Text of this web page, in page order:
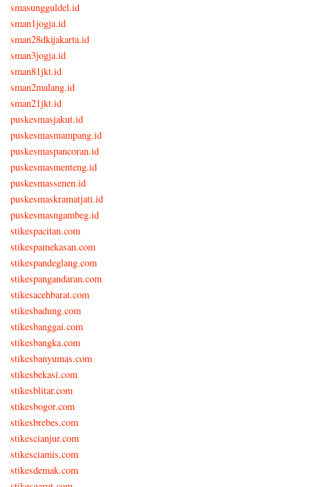
smasungguldel.id
sman1jogja.id
sman28dkijakarta.id
sman3jogja.id
sman81jkt.id
sman2malang.id
sman21jkt.id
puskesmasjakut.id
puskesmasmampang.id
puskesmaspancoran.id
puskesmasmenteng.id
puskesmassenen.id
puskesmaskramatjati.id
puskesmasngambeg.id
stikespacitan.com
stikespamekasan.com
stikespandeglang.com
stikespangandaran.com
stikesacehbarat.com
stikesbadung.com
stikesbanggai.com
stikesbangka.com
stikesbanyumas.com
stikesbekasi.com
stikesblitar.com
stikesbogor.com
stikesbrebes.com
stikescianjur.com
stikesciamis.com
stikesdemak.com